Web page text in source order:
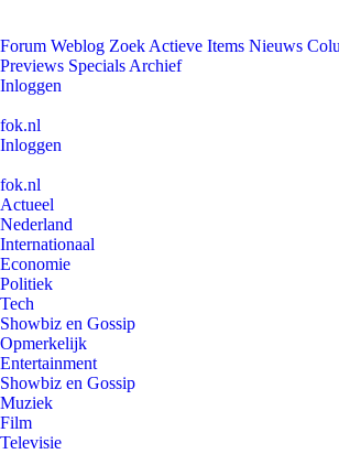
Forum Weblog Zoek Actieve Items Nieuws
Previews Specials Archief
Inloggen
fok.nl
Inloggen
fok.nl
Actueel
Nederland
Internationaal
Economie
Politiek
Tech
Showbiz en Gossip
Opmerkelijk
Entertainment
Showbiz en Gossip
Muziek
Film
Televisie